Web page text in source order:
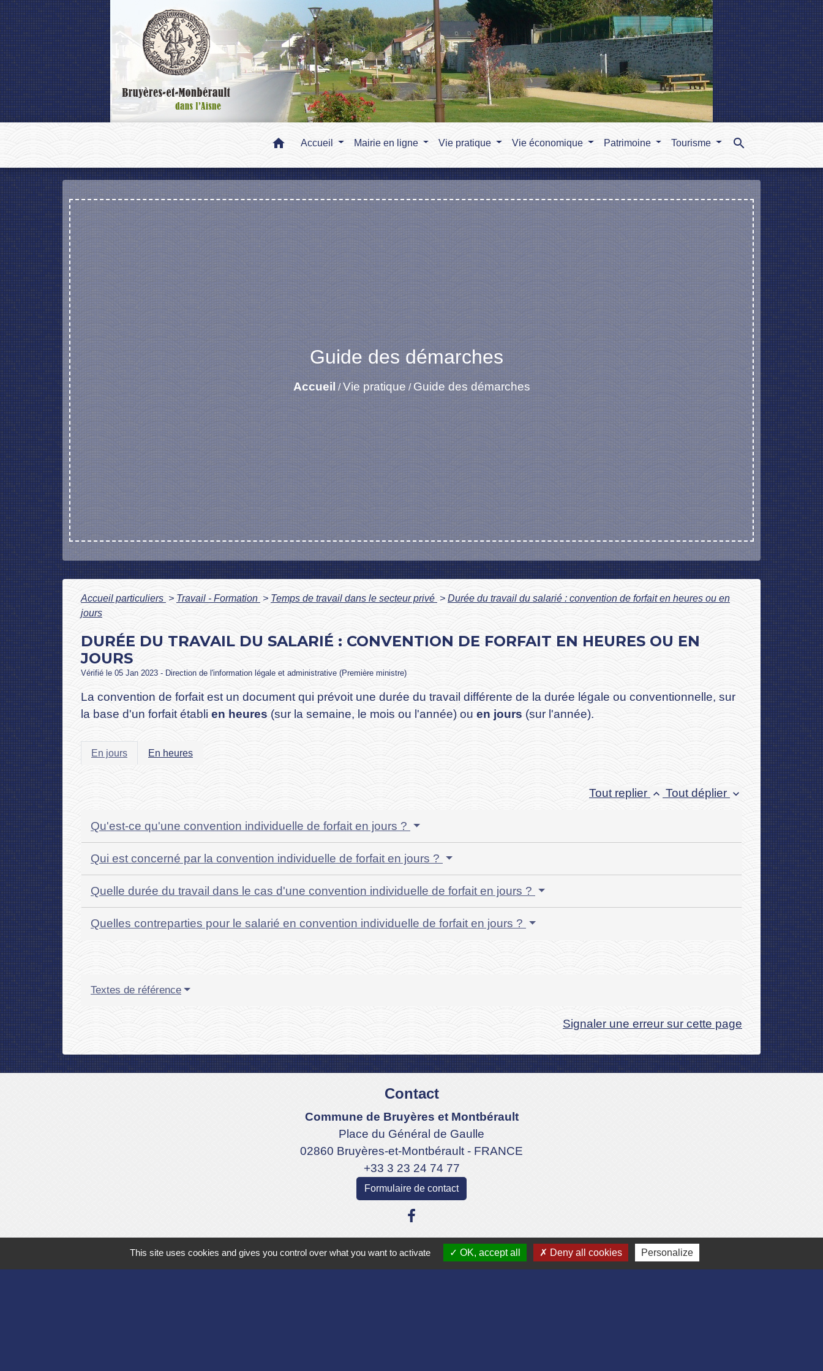
home Accueil Mairie en ligne Vie pratique Vie économique Patrimoine Tourisme search
Guide des démarches
Accueil /Vie pratique / Guide des démarches
Accueil particuliers > Travail - Formation > Temps de travail dans le secteur privé > Durée du travail du salarié : convention de forfait en heures ou en
jours
DURÉE DU TRAVAIL DU SALARIÉ : CONVENTION DE FORFAIT EN HEURES OU EN
JOURS
Vérifié le 05 Jan 2023 - Direction de l'information légale et administrative (Première ministre)
La convention de forfait est un document qui prévoit une durée du travail différente de la durée légale ou conventionnelle, sur
la base d'un forfait établi en heures (sur la semaine, le mois ou l'année) ou en jours (sur l'année).
En jours En heures
Tout replier keyboard_arrow_up Tout déplier keyboard_arrow_down
Qu'est-ce qu'une convention individuelle de forfait en jours ?
Qui est concerné par la convention individuelle de forfait en jours ?
Quelle durée du travail dans le cas d'une convention individuelle de forfait en jours ?
Quelles contreparties pour le salarié en convention individuelle de forfait en jours ?
Textes de référence
Signaler une erreur sur cette page
Contact
Commune de Bruyères et Montbérault
Place du Général de Gaulle
02860 Bruyères-et-Montbérault - FRANCE
+33 3 23 24 74 77
Formulaire de contact
Liens
This site uses cookies and gives you control over what you want to activate OK, accept all Deny all cookies Personalize